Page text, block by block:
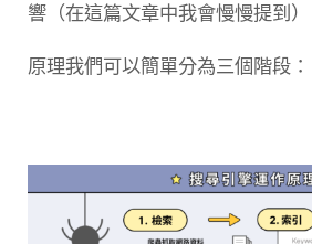
響（在這篇文章中我會慢慢提到
原理我們可以簡單分為三個階段：